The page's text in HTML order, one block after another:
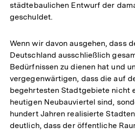
städtebaulichen Entwurf der
geschuldet.
Wenn wir davon ausgehen, dass
Deutschland ausschließlich
Bedürfnissen zu dienen hat und
vergegenwärtigen, dass die auf
begehrtesten Stadtgebiete nicht
heutigen Neubauviertel sind,
hundert Jahren realisierte
deutlich, dass der öffentliche